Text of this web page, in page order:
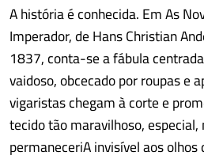
A história é conhecida. Em As
Imperador, de Hans Christian
1837, conta-se a fábula
vaidoso, obcecado por roupas e
vigaristas chegam à corte e
tecido tão maravilhoso,
permaneceriA invisível aos